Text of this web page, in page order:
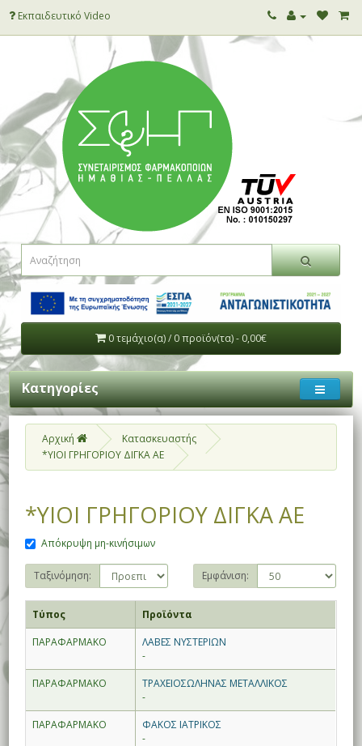
Εκπαιδευτικό Video
0 τεμάχιο(α) / 0 προϊόν(τα) - 0,00€
Κατηγορίες
Αρχική
Κατασκευαστής
*YΙΟΙ ΓΡΗΓΟΡΙΟΥ ΔΙΓΚΑ ΑΕ
*YΙΟΙ ΓΡΗΓΟΡΙΟΥ ΔΙΓΚΑ ΑΕ
Απόκρυψη μη-κινήσιμων
Ταξινόμηση: Εμφάνιση:
Τύπος
Προϊόντα
ΠΑΡΑΦΑΡΜΑΚΟ
ΛΑΒΕΣ ΝΥΣΤΕΡΙΩΝ
-
ΠΑΡΑΦΑΡΜΑΚΟ
ΤΡΑΧΕΙΟΣΩΛΗΝΑΣ ΜΕΤΑΛΛΙΚΟΣ
-
ΠΑΡΑΦΑΡΜΑΚΟ
ΦΑΚΟΣ ΙΑΤΡΙΚΟΣ
-